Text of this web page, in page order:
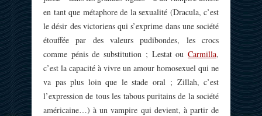
en tant que métaphore de la sexualité (Dracula, c’est
le désir des victoriens qui s’exprime dans une société
étouffée par des valeurs pudibondes, les crocs
comme pénis de substitution ; Lestat ou Carmilla,
c’est la capacité à vivre un amour homosexuel qui ne
va pas plus loin que le stade oral ; Zillah, c’est
l’expression de tous les tabous puritains de la société
américaine…) à un vampire qui devient, à partir de